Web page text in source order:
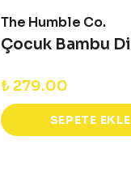
The Humble Co.
₺ 279.00
SEPETE EKLE